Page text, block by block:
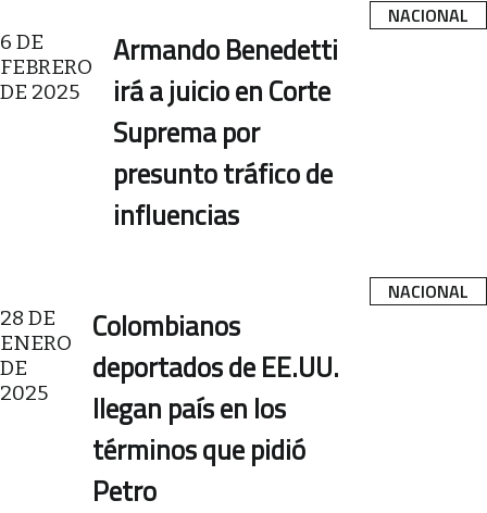
NACIONAL
NACIONAL
6 DE
FEBRERO
DE 2025
Armando Benedetti
irá a juicio en Corte
Suprema por
presunto tráfico de
influencias
28 DE
ENERO
DE
2025
Colombianos
deportados de EE.UU.
llegan país en los
términos que pidió
Petro